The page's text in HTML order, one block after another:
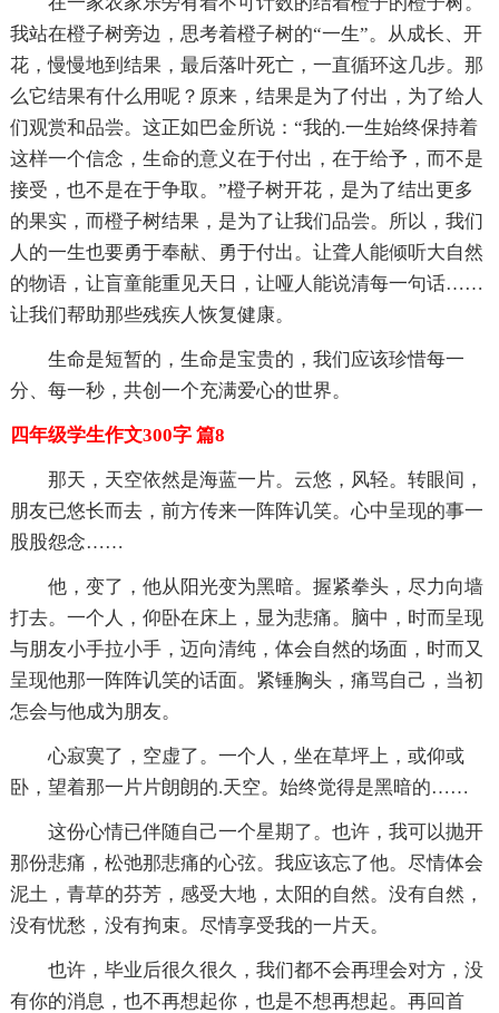
我站在橙子树旁边，思考着橙子树的“一生”。从成长、开
花，慢慢地到结果，最后落叶死亡，一直循环这几步。那
么它结果有什么用呢？原来，结果是为了付出，为了给人
们观赏和品尝。这正如巴金所说：“我的.一生始终保持着
这样一个信念，生命的意义在于付出，在于给予，而不是
接受，也不是在于争取。”橙子树开花，是为了结出更多
的果实，而橙子树结果，是为了让我们品尝。所以，我们
人的一生也要勇于奉献、勇于付出。让聋人能倾听大自然
的物语，让盲童能重见天日，让哑人能说清每一句话……
让我们帮助那些残疾人恢复健康。
生命是短暂的，生命是宝贵的，我们应该珍惜每一
分、每一秒，共创一个充满爱心的世界。
四年级学生作文300字 篇8
那天，天空依然是海蓝一片。云悠，风轻。转眼间，
朋友已悠长而去，前方传来一阵阵讥笑。心中呈现的事一
股股怨念……
他，变了，他从阳光变为黑暗。握紧拳头，尽力向墙
打去。一个人，仰卧在床上，显为悲痛。脑中，时而呈现
与朋友小手拉小手，迈向清纯，体会自然的场面，时而又
呈现他那一阵阵讥笑的话面。紧锤胸头，痛骂自己，当初
怎会与他成为朋友。
心寂寞了，空虚了。一个人，坐在草坪上，或仰或
卧，望着那一片片朗朗的.天空。始终觉得是黑暗的……
这份心情已伴随自己一个星期了。也许，我可以抛开
那份悲痛，松弛那悲痛的心弦。我应该忘了他。尽情体会
泥土，青草的芬芳，感受大地，太阳的自然。没有自然，
没有忧愁，没有拘束。尽情享受我的一片天。
也许，毕业后很久很久，我们都不会再理会对方，没
有你的消息，也不再想起你，也是不想再想起。再回首